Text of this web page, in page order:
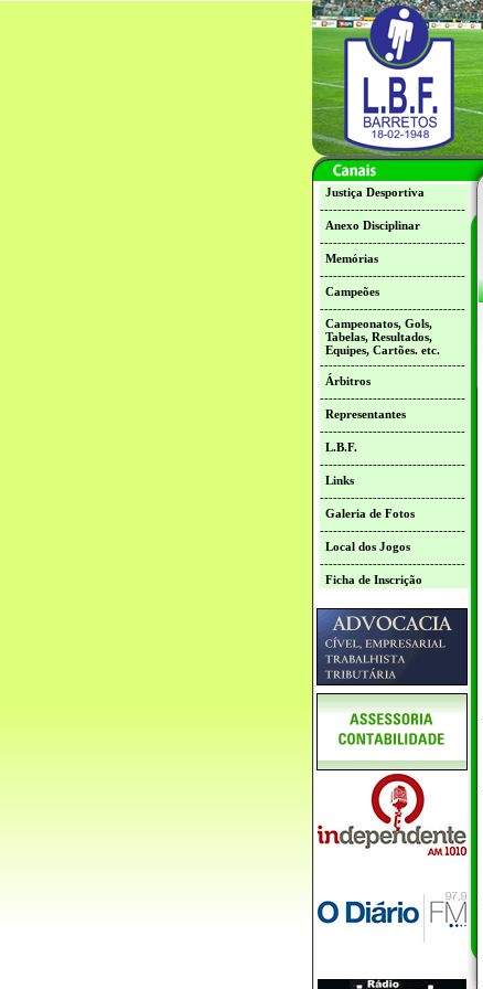
Justiça Desportiva
---------------------------------
Anexo Disciplinar
---------------------------------
Memórias
---------------------------------
Campeões
---------------------------------
Campeonatos, Gols,
Tabelas, Resultados,
Equipes, Cartões. etc.
---------------------------------
Árbitros
---------------------------------
Representantes
---------------------------------
L.B.F.
---------------------------------
Links
---------------------------------
Galeria de Fotos
---------------------------------
Local dos Jogos
---------------------------------
Ficha de Inscrição